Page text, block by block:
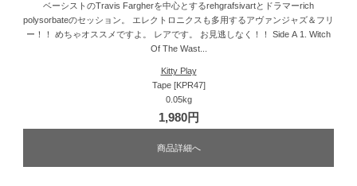
ベーシストのTravis Fargherを中心とするrehgrafsivartとドラマーrich
polysorbateのセッション。 エレクトロニクスも多用するアヴァンジャズ＆フリ
ー！！ めちゃオススメですよ。 レアです。 お見逃しなく！！ Side A 1. Witch
Of The Wast...
Kitty Play
Tape [KPR47]
0.05kg
1,980円
商品詳細へ